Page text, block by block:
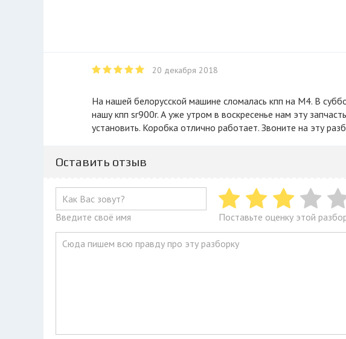
20 декабря 2018
На нашей белорусской машине сломалась кпп на М4. В субботу вечером позвонили на эту разборку и нашли у них
нашу кпп sr900r. А уже утром в воскресенье нам эту
установить. Коробка отлично работает. Звоните на эту
Оставить отзыв
Введите своё имя Поставьте оценку этой